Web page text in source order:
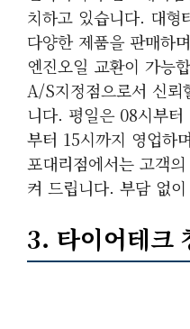
치하고 있습니다. 대형
다양한 제품을 판매하
엔진오일 교환이 가능
A/S지정점으로서 신
니다. 평일은 08시부
부터 15시까지 영업하
포대리점에서는 고객
켜 드립니다. 부담 없
3. 타이어테크